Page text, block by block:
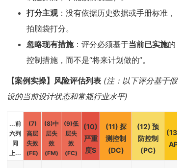
打分主观：没有依据历史数据或手册标准，
拍脑袋打分。
忽略现有措施：评分必须基于当前已实施的
控制措施，而不是“将来计划做的”。
【案例实操】风险评估列表 (注：以下评分基于假
设的当前设计状态和常规行业水平)
...前
六列
同
上...
(7)
高层
失效
(FE)
(8)中
层失
效
(FM)
(9)低
层失
效
(FC)
(10)
严重
度S
(11) 探
测控制
(DC)
(12) 预
防控制
(PC)
(13)
AP